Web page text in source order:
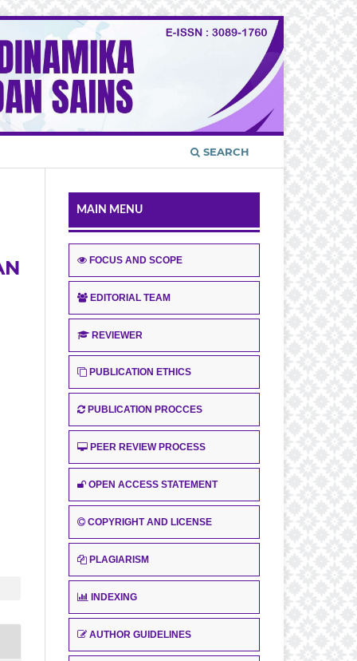
SEARCH
MAIN MENU
FOCUS AND SCOPE
EDITORIAL TEAM
REVIEWER
PUBLICATION ETHICS
PUBLICATION PROCCES
PEER REVIEW PROCESS
OPEN ACCESS STATEMENT
COPYRIGHT AND LICENSE
PLAGIARISM
INDEXING
AUTHOR GUIDELINES